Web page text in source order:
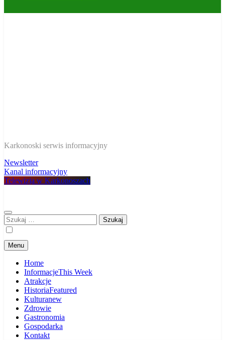
W Karkonoszach
Karkonoski serwis informacyjny
Newsletter
Kanal informacyjny
Telewizja w Karkonoszach
Szukaj:
Menu
Home
InformacjeThis Week
Atrakcje
HistoriaFeatured
Kulturanew
Zdrowie
Gastronomia
Gospodarka
Kontakt